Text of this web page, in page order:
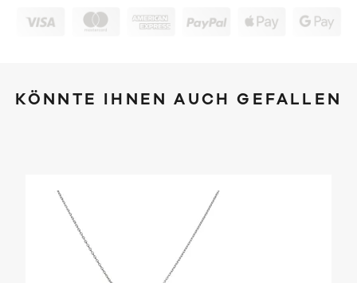
KÖNNTE IHNEN AUCH GEFALLEN